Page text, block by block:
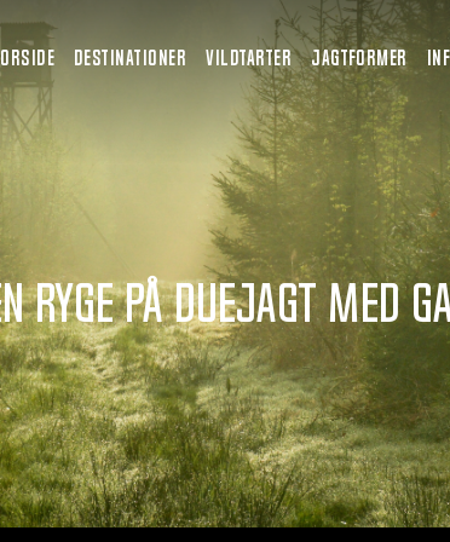
DESTINATIONER VILDTARTER JAGTFORMER
Ryge på duejagt med